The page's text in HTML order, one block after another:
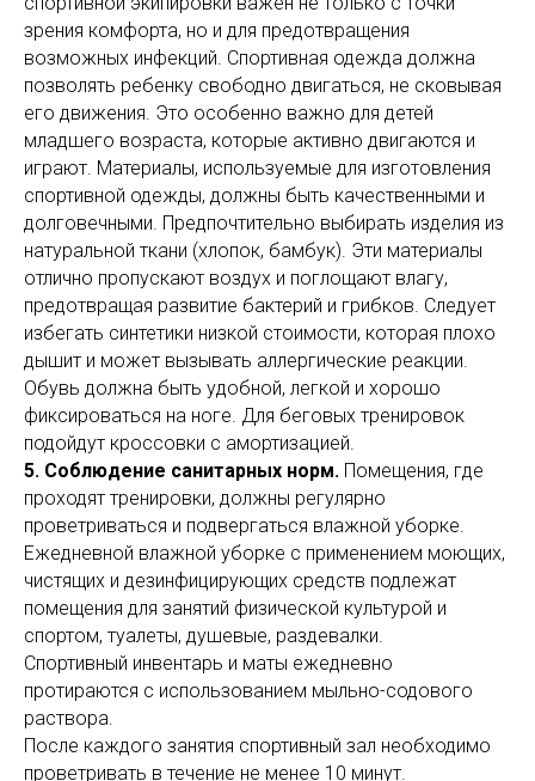
зрения комфорта, но и для предотвращения
возможных инфекций. Спортивная одежда должна
позволять ребенку свободно двигаться, не сковывая
его движения. Это особенно важно для детей
младшего возраста, которые активно двигаются и
играют. Материалы, используемые для изготовления
спортивной одежды, должны быть качественными и
долговечными. Предпочтительно выбирать изделия из
натуральной ткани (хлопок, бамбук). Эти материалы
отлично пропускают воздух и поглощают влагу,
предотвращая развитие бактерий и грибков. Следует
избегать синтетики низкой стоимости, которая плохо
дышит и может вызывать аллергические реакции.
Обувь должна быть удобной, легкой и хорошо
фиксироваться на ноге. Для беговых тренировок
подойдут кроссовки с амортизацией.
5. Соблюдение санитарных норм. Помещения, где
проходят тренировки, должны регулярно
проветриваться и подвергаться влажной уборке.
Ежедневной влажной уборке с применением моющих,
чистящих и дезинфицирующих средств подлежат
помещения для занятий физической культурой и
спортом, туалеты, душевые, раздевалки.
Спортивный инвентарь и маты ежедневно
протираются с использованием мыльно-содового
раствора.
После каждого занятия спортивный зал необходимо
проветривать в течение не менее 10 минут.